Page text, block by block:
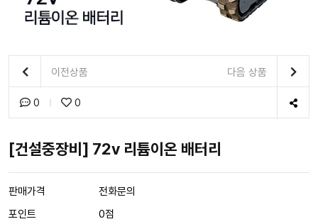
이전상품 다음 상품
0 0
[건설중장비] 72v 리튬이온 배터리
판매가격
전화문의
포인트
0점